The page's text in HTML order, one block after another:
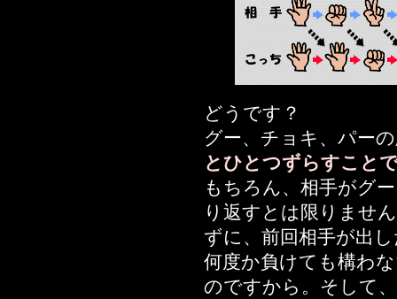
どうです？
グー、チョキ、パー
とひとつずらすこと
もちろん、相手がグ
り返すとは限りませ
ずに、前回相手が出
何度か負けても構わ
のですから。そして